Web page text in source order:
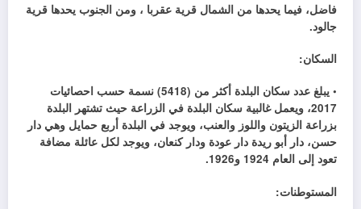
فاضل، فيما يحدها من الشمال قرية عقربا ، ومن الجنوب يحدها قرية
جالود.
السكان:
• يبلغ عدد سكان البلدة أكثر من (5418) نسمة حسب احصائيات
2017، ويعمل غالبية سكان البلدة في الزراعة حيث تشتهر البلدة
بزراعة الزيتون واللوز والعنب، ويوجد في البلدة أربع حمايل وهي دار
حسن، دار أبو ريدة دار عودة ودار كنعان، ويوجد لكل عائلة مضافة
تعود إلى العام 1924 و1926.
المستوطنات: